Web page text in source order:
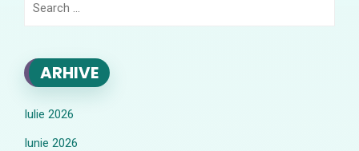
ARHIVE
Iulie 2026
Iunie 2026